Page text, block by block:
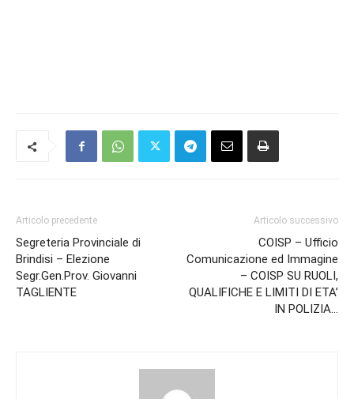
Articolo precedente
Segreteria Provinciale di
Brindisi – Elezione
Segr.Gen.Prov. Giovanni
TAGLIENTE
Articolo successivo
COISP – Ufficio
Comunicazione ed Immagine
– COISP SU RUOLI,
QUALIFICHE E LIMITI DI ETA’
IN POLIZIA…